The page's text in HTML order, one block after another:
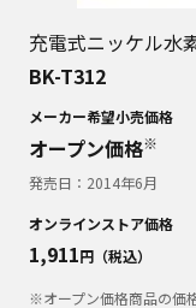
充電式ニッケル水
BK-T312
メーカー希望小売価格
オープン価格※
発売日： 2014年6月
オンラインストア価格
1,911円（税込）
※オープン価格商品の価